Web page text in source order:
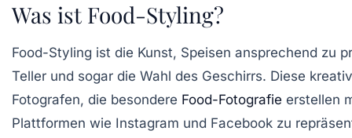
Was ist Food-Styling?
Food-Styling ist die Kunst, Speisen ansprechend zu
Teller und sogar die Wahl des Geschirrs. Diese
Fotografen, die besondere Food-Fotografie erstellen
Plattformen wie Instagram und Facebook zu